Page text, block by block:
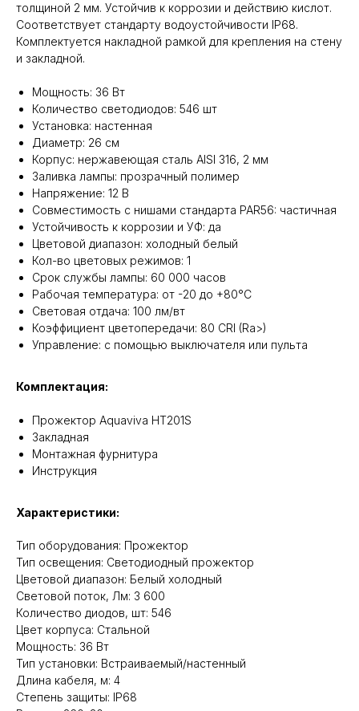
толщиной 2 мм. Устойчив к коррозии и действию кислот.
Соответствует стандарту водоустойчивости IP68.
Комплектуется накладной рамкой для крепления на стену
и закладной.
Мощность: 36 Вт
Количество светодиодов: 546 шт
Установка: настенная
Диаметр: 26 см
Корпус: нержавеющая сталь AISI 316, 2 мм
Заливка лампы: прозрачный полимер
Напряжение: 12 В
Совместимость с нишами стандарта PAR56: частичная
Устойчивость к коррозии и УФ: да
Цветовой диапазон: холодный белый
Кол-во цветовых режимов: 1
Срок службы лампы: 60 000 часов
Рабочая температура: от -20 до +80°С
Световая отдача: 100 лм/вт
Коэффициент цветопередачи: 80 CRI (Ra>)
Управление: с помощью выключателя или пульта
Комплектация:
Прожектор Aquaviva HT201S
Закладная
Монтажная фурнитура
Инструкция
Характеристики:
Тип оборудования: Прожектор
Тип освещения: Светодиодный прожектор
Цветовой диапазон: Белый холодный
Световой поток, Лм: 3 600
Количество диодов, шт: 546
Цвет корпуса: Стальной
Мощность: 36 Вт
Тип установки: Встраиваемый/настенный
Длина кабеля, м: 4
Степень защиты: IP68